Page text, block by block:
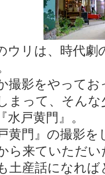
ウリは、時代
撮影をやって
まって、そん
戸黄門』。
黄門』の撮影を
ら来ていただ
土産話になれば